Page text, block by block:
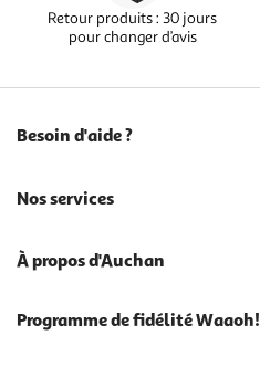
Retour produits : 30 jours
pour changer d’avis
Besoin d'aide ?
Nos services
À propos d'Auchan
Programme de fidélité Waaoh!